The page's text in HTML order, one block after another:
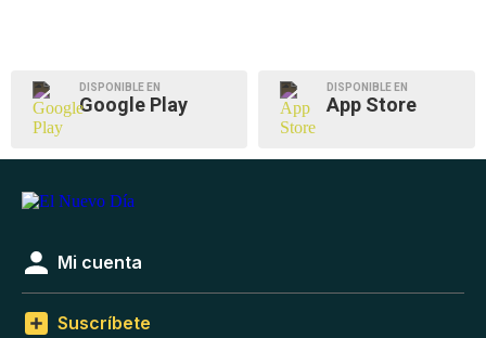
DISPONIBLE EN
Google Play
DISPONIBLE EN
App Store
Mi cuenta
Suscríbete